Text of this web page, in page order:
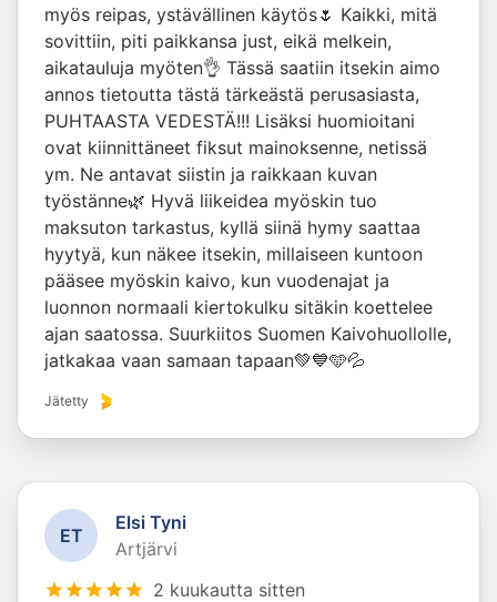
myös reipas, ystävällinen käytös🌷 Kaikki, mitä
sovittiin, piti paikkansa just, eikä melkein,
aikatauluja myöten👌 Tässä saatiin itsekin aimo
annos tietoutta tästä tärkeästä perusasiasta,
PUHTAASTA VEDESTÄ!!! Lisäksi huomioitani
ovat kiinnittäneet fiksut mainoksenne, netissä
ym. Ne antavat siistin ja raikkaan kuvan
työstänne🌿 Hyvä liikeidea myöskin tuo
maksuton tarkastus, kyllä siinä hymy saattaa
hyytyä, kun näkee itsekin, millaiseen kuntoon
pääsee myöskin kaivo, kun vuodenajat ja
luonnon normaali kiertokulku sitäkin koettelee
ajan saatossa. Suurkiitos Suomen Kaivohuollolle,
jatkakaa vaan samaan tapaan💚💙🩵💦
Jätetty
ET
Elsi Tyni
Artjärvi
2 kuukautta sitten